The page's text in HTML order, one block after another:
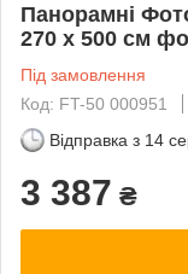
Панорамні
270 х 500 см
Під замовлення
Код: FT-50 000951
Відправка з 14
3 387 ₴